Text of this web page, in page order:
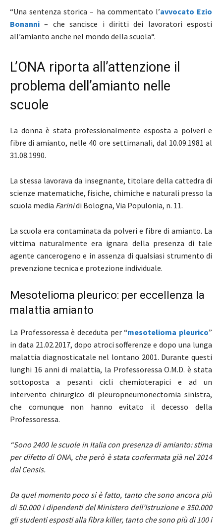
“Una sentenza storica – ha commentato l’avvocato Ezio
Bonanni – che sancisce i diritti dei lavoratori esposti
all’amianto anche nel mondo della scuola“.
L’ONA riporta all’attenzione il
problema dell’amianto nelle
scuole
La donna è stata professionalmente esposta a polveri e
fibre di amianto, nelle 40 ore settimanali, dal 10.09.1981 al
31.08.1990.
La stessa lavorava da insegnante, titolare della cattedra di
scienze matematiche, fisiche, chimiche e naturali presso la
scuola media Farinidi Bologna, Via Populonia, n. 11.
La scuola era contaminata da polveri e fibre di amianto. La
vittima naturalmente era ignara della presenza di tale
agente cancerogeno e in assenza di qualsiasi strumento di
prevenzione tecnica e protezione individuale.
Mesotelioma pleurico: per eccellenza la
malattia amianto
La Professoressa è deceduta per “mesotelioma pleurico”
in data 21.02.2017, dopo atroci sofferenze e dopo una lunga
malattia diagnosticatale nel lontano 2001. Durante questi
lunghi 16 anni di malattia, la Professoressa O.M.D. è stata
sottoposta a pesanti cicli chemioterapici e ad un
intervento chirurgico di pleuropneumonectomia sinistra,
che comunque non hanno evitato il decesso della
Professoressa.
“Sono 2400 le scuole in Italia con presenza di amianto: stima
per difetto di ONA, che però è stata confermata già nel 2014
dal Censis.
Da quel momento poco si è fatto, tanto che sono ancora più
di 50.000 i dipendenti del Ministero dell’Istruzione e 350.000
gli studenti esposti alla fibra killer, tanto che sono più di 100 i